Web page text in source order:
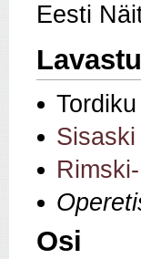
Eesti
Tordiku
Sisaski
Osi